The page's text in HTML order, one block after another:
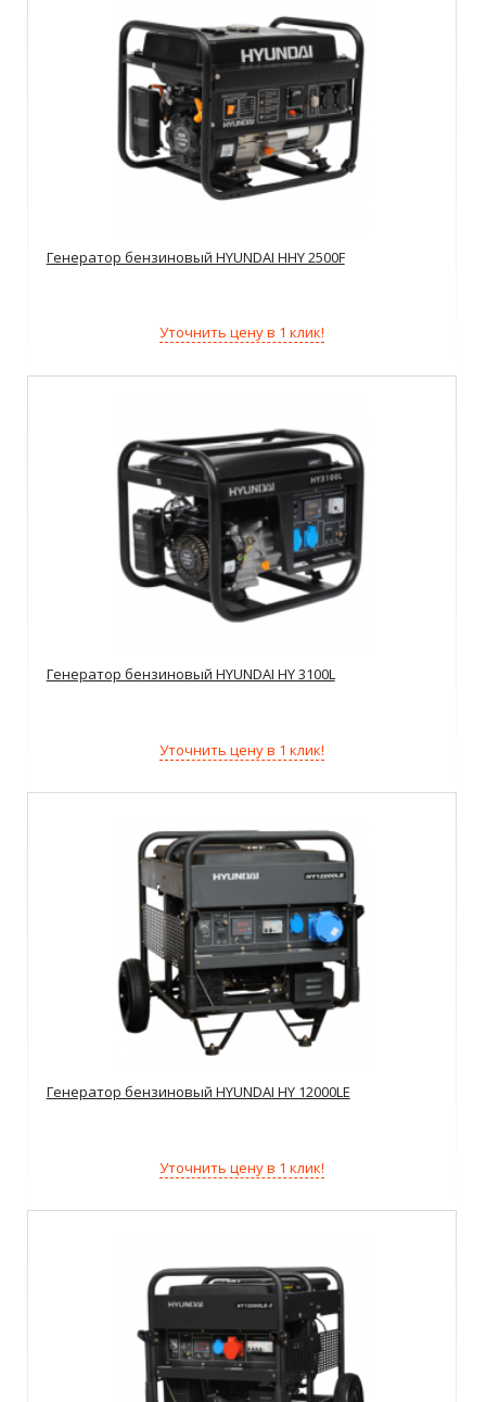
Генератор бензиновый HYUNDAI HHY 2500F
Уточнить цену в 1 клик!
Генератор бензиновый HYUNDAI HY 3100L
Уточнить цену в 1 клик!
Генератор бензиновый HYUNDAI HY 12000LE
Уточнить цену в 1 клик!